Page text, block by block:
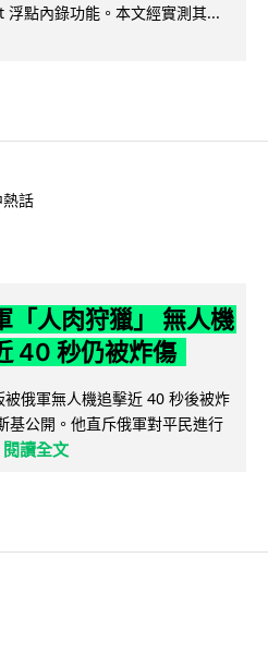
點內錄功能。本文經實測其...
話
「人肉狩獵」 無人機
40 秒仍被炸傷
俄軍無人機追擊近 40 秒後被炸
基公開。他直斥俄軍對平民進行
閱讀全文